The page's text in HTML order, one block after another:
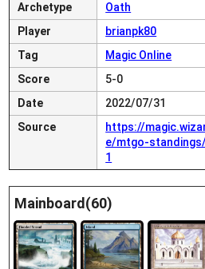
Archetype
Oath
Player
brianpk80
Tag
Magic Online
Score
5-0
Date
2022/07/31
Source
https://
e/mtgo-
1
Mainboard(60)